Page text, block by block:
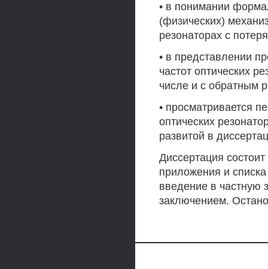
• в понимании
(физических)
резонаторах с
• в представлении
частот оптических
числе и с обратным
• просматривается
оптических
развитой в
Диссертация
приложения и
введение в частную
заключением.